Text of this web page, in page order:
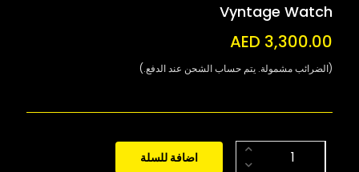
Vyntage Watch
AED 3,300.00
(الضرائب مشمولة. يتم حساب الشحن عند الدفع.)
اضافة للسلة